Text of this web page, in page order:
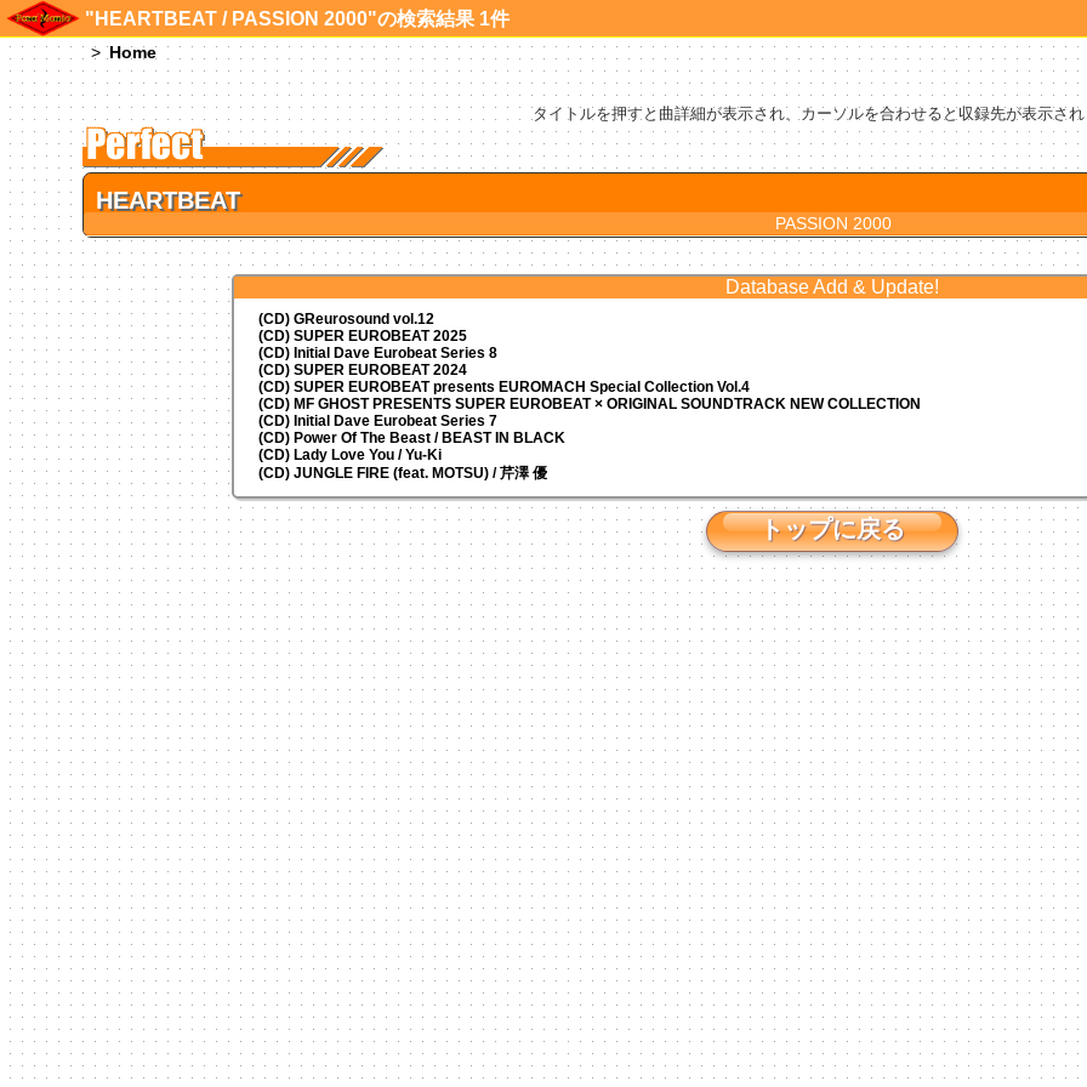
"HEARTBEAT / PASSION 2000"の検索結果 1件
Home
タイトルを押すと曲詳細が表示され、カーソルを合わせると収録先が表示さ
HEARTBEAT
PASSION 2000
Database Add & Update!
(CD) GReurosound vol.12
(CD) SUPER EUROBEAT 2025
(CD) Initial Dave Eurobeat Series 8
(CD) SUPER EUROBEAT 2024
(CD)SUPER EUROBEAT presentsEUROMACH Special Collection Vol.4
(CD) MF GHOST PRESENTS SUPER EUROBEAT × ORIGINAL SOUNDTRACK NEW COLLECTION
(CD) Initial Dave Eurobeat Series 7
(CD) Power Of The Beast / BEAST IN BLACK
(CD) Lady Love You / Yu-Ki
(CD) JUNGLE FIRE (feat. MOTSU) / 芹澤 優
トップに戻る